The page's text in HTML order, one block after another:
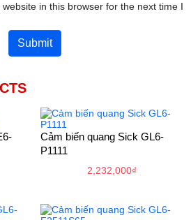
in this browser for the next time I
Cảm biến quang Sick GL6-
P1111
2,232,000₫